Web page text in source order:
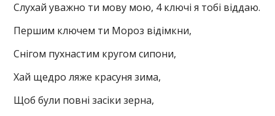
Слухай уважно ти мову мою, 4 ключі я тобі віддаю.
Першим ключем ти Мороз відімкни,
Снігом пухнастим кругом сипони,
Хай щедро ляже красуня зима,
Щоб були повні засіки зерна,